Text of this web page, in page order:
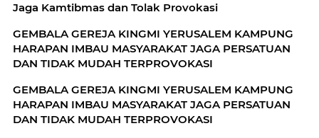
Jaga Kamtibmas dan Tolak Provokasi
GEMBALA GEREJA KINGMI YERUSALEM KAMPUNG
HARAPAN IMBAU MASYARAKAT JAGA PERSATUAN
DAN TIDAK MUDAH TERPROVOKASI
GEMBALA GEREJA KINGMI YERUSALEM KAMPUNG
HARAPAN IMBAU MASYARAKAT JAGA PERSATUAN
DAN TIDAK MUDAH TERPROVOKASI